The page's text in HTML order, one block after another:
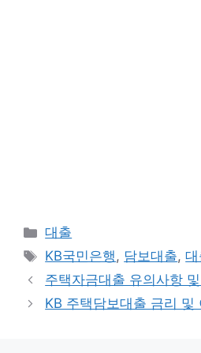
카
테
리
대출
태
그
KB국민은행, 담보대출,
주택자금대출 유의사항
KB 주택담보대출 금리 및